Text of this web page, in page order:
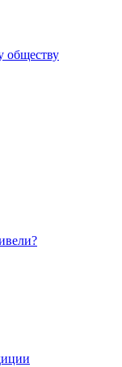
обществу